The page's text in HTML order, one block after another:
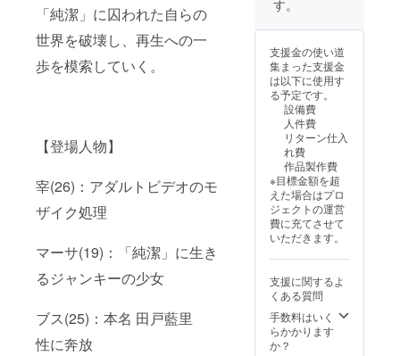
「純潔」に囚われた自らの
世界を破壊し、再生への一
歩を模索していく。
【登場人物】
宰(26)：アダルトビデオのモ
ザイク処理
マーサ(19)：「純潔」に生き
るジャンキーの少女
ブス(25)：本名 田戸藍里
性に奔放
い ・ロゴやバ
いては、プロ
ジェクト終了後
にお送りする
メールをご確認
ください ・備考
欄にお名前又は
法人名、ロゴや
バナーの有無を
明記してくださ
い。）
ません。） ・名
前を“特別協
力”として本編ク
レジット掲載
（文字のみ、エ
ンドクレジット
他のスタッフと
同サイズ、ロゴ
やバナーがある
場合はそれも掲
載します。 ・支
援時、必ず備考
欄に掲載を希望
されるお名前を
ご記入ください
・ロゴやバナー
などの画像の受
け渡しについて
は、プロジェク
ト終了後にお送
りするメールを
ご確認ください
・備考欄に、お
名前又は法人
す。
支援金の使い道
集まった支援金
は以下に使用す
る予定です。
設備費
人件費
リターン仕入
れ費
作品製作費
※目標金額を超
えた場合はプロ
ジェクトの運営
費に充てさせて
いただきます。
支援に関するよ
くある質問
手数料はいく
らかかります
か？